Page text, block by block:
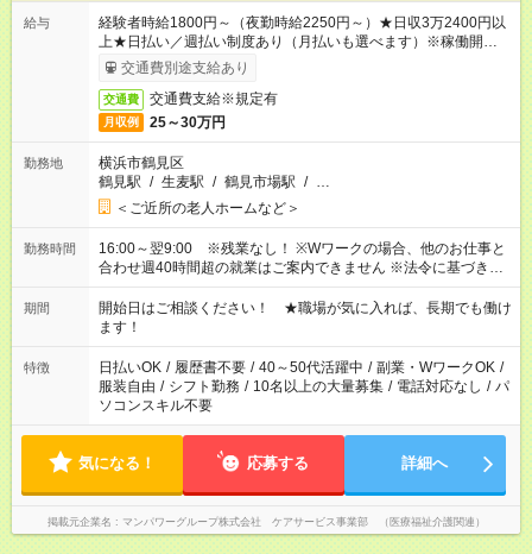
給与
経験者時給1800円～（夜勤時給2250円～）★日収3万2400円以
上★日払い／週払い制度あり（月払いも選べます）※稼働開始時
は手続き完了次第のお支払いとなります。
交通費別途支給あり
交通費 交通費支給※規定有
月収例 25～30万円
勤務地
横浜市鶴見区
鶴見駅 / 生麦駅 / 鶴見市場駅 / …
＜ご近所の老人ホームなど＞
勤務時間
16:00～翌9:00 ※残業なし！ ※Wワークの場合、他のお仕事と
合わせ週40時間超の就業はご案内できません ※法令に基づき、
週20時間以上勤務は社会保険への加入対象となります ※労働者
派遣法（日雇い派遣の原則禁止）により、短時間・短期間の就
業はご案内が難しい場合があります
期間
開始日はご相談ください！ ★職場が気に入れば、長期でも働け
ます！
特徴 日払いOK / 履歴書不要 / 40～50代活躍中 / 副業・WワークOK /
服装自由 / シフト勤務 / 10名以上の大量募集 / 電話対応なし / パ
ソコンスキル不要
気になる！ 応募する 詳細へ
掲載元企業名 マンパワーグループ株式会社 ケアサービス事業部 （医療福祉介護関連）